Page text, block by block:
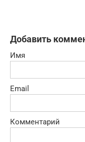
Добавить
Имя
Email
Комментарий